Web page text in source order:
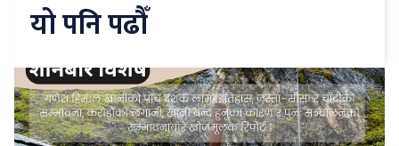
यो पनि पढौँ